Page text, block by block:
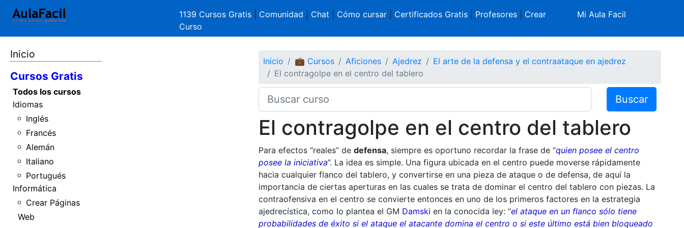
1139 Cursos Gratis Comunidad Chat Cómo cursar| Certificados Gratis| Profesores| Crear
Curso
Mi Aula Facil
Inicio
Cursos Gratis
Todos los cursos
Idiomas
Inglés
Francés
Alemán
Italiano
Portugués
Informática
Crear Páginas
Web
Inicio 💼 Cursos Aficiones Ajedrez
El arte de la defensa y el contraataque en ajedrez
El contragolpe en el centro del tablero
Buscar
El contragolpe en el centro del tablero
Para efectos “reales” de defensa, siempre es oportuno recordar la frase de “quien posee el centro
posee la iniciativa”. La idea es simple. Una figura ubicada en el centro puede moverse rápidamente
hacia cualquier flanco del tablero, y convertirse en una pieza de ataque o de defensa, de aquí la
importancia de ciertas aperturas en las cuales se trata de dominar el centro del tablero con piezas. La
contraofensiva en el centro se convierte entonces en uno de los primeros factores en la estrategia
ajedrecística, como lo plantea el GM Damski en la conocida ley: “el ataque en un flanco sólo tiene
probabilidades de éxito si el ataque el atacante domina el centro o si este último está bien bloqueado